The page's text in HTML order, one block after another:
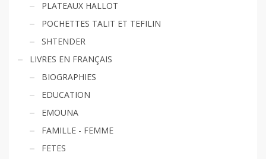
PLATEAUX HALLOT
POCHETTES TALIT ET TEFILIN
SHTENDER
LIVRES EN FRANÇAIS
BIOGRAPHIES
EDUCATION
EMOUNA
FAMILLE - FEMME
FETES